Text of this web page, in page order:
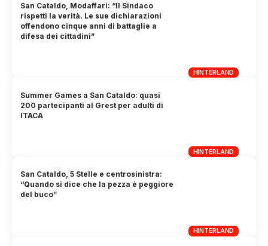
HINTERLAND
San Cataldo, Modaffari: “Il Sindaco
rispetti la verità. Le sue dichiarazioni
offendono cinque anni di battaglie a
difesa dei cittadini”
HINTERLAND
Summer Games a San Cataldo: quasi
200 partecipanti al Grest per adulti di
ITACA
HINTERLAND
San Cataldo, 5 Stelle e centrosinistra:
“Quando si dice che la pezza è peggiore
del buco”